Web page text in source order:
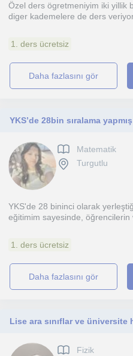
Özel ders ögretmeniyim iki yillik
diger kademelere de ders
1. ders ücretsiz
daha fazlasını gör
Matematik
Turgutlu
YKS'de 28 bininci olarak
eğitimim sayesinde, öğrencilerin
1. ders ücretsiz
daha fazlasını gör
Lise ara sınıflar ve üniversite
Fizik